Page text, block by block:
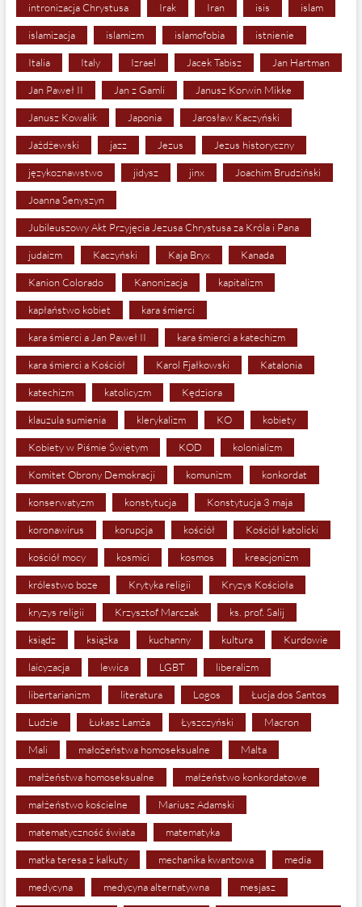
intronizacja Chrystusa Irak Iran isis islam
islamizacja islamizm islamofobia istnienie
Italia Italy Izrael Jacek Tabisz Jan Hartman
Jan Paweł II Jan z Gamli Janusz Korwin Mikke
Janusz Kowalik Japonia Jarosław Kaczyński
Jażdżewski jazz Jezus Jezus historyczny
językoznawstwo jidysz jinx Joachim Brudziński
Joanna Senyszyn
Jubileuszowy Akt Przyjęcia Jezusa Chrystusa za Króla i Pana
judaizm Kaczyński Kaja Bryx Kanada
Kanion Colorado Kanonizacja kapitalizm
kapłaństwo kobiet kara śmierci
kara śmierci a Jan Paweł II kara śmierci a katechizm
kara śmierci a Kościół Karol Fjałkowski Katalonia
katechizm katolicyzm Kędziora
klauzula sumienia klerykalizm KO kobiety
Kobiety w Piśmie Świętym KOD kolonializm
Komitet Obrony Demokracji komunizm konkordat
konserwatyzm konstytucja Konstytucja 3 maja
koronawirus korupcja kościół Kościół katolicki
kościół mocy kosmici kosmos kreacjonizm
królestwo boze Krytyka religii Kryzys Kościoła
kryzys religii Krzysztof Marczak ks. prof. Salij
ksiądz książka kuchanny kultura Kurdowie
laicyzacja lewica LGBT liberalizm
libertarianizm literatura Logos Łucja dos Santos
Ludzie Łukasz Lamża Łyszczyński Macron
Mali małożeństwa homoseksualne Malta
małżeństwa homoseksualne małżeństwo konkordatowe
małżeństwo kościelne Mariusz Adamski
matematyczność świata matematyka
matka teresa z kalkuty mechanika kwantowa media
medycyna medycyna alternatywna mesjasz